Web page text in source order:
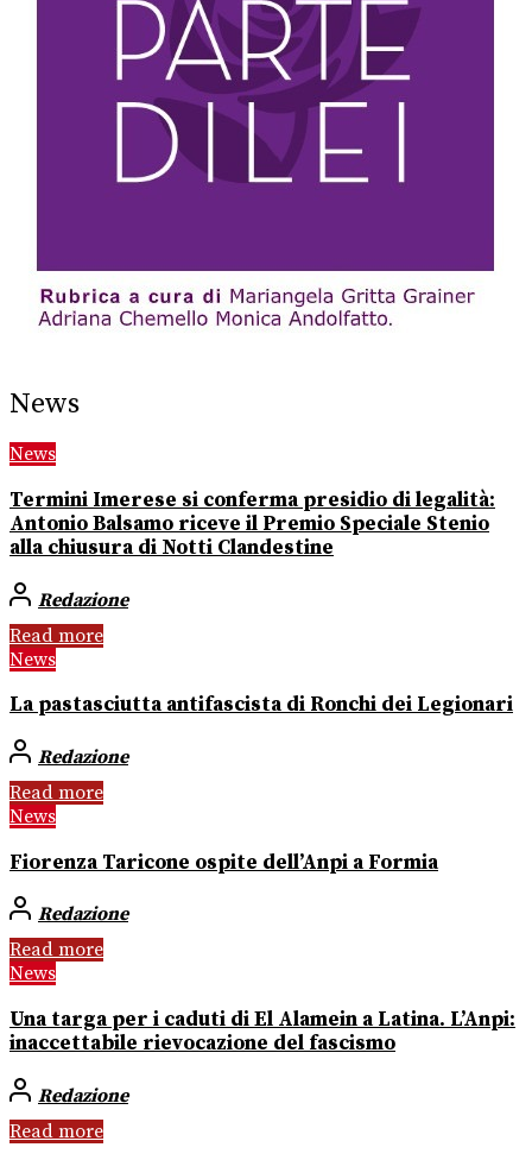
News
News
Termini Imerese si conferma presidio di legalità:
Antonio Balsamo riceve il Premio Speciale Stenio
alla chiusura di Notti Clandestine
Redazione
Read more
News
La pastasciutta antifascista di Ronchi dei Legionari
Redazione
Read more
News
Fiorenza Taricone ospite dell’Anpi a Formia
Redazione
Read more
News
Una targa per i caduti di El Alamein a Latina. L’Anpi:
inaccettabile rievocazione del fascismo
Redazione
Read more